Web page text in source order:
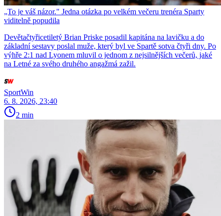
„To je váš názor." Jedna otázka po velkém večeru trenéra Sparty
viditelně popudila
Devětačtyřicetiletý Brian Priske posadil kapitána na lavičku a do
základní sestavy poslal muže, který byl ve Spartě sotva čtyři dny. Po
výhře 2:1 nad Lyonem mluvil o jednom z nejsilnějších večerů, jaké
na Letné za svého druhého angažmá zažil.
SportWin
6. 8. 2026, 23:40
2 min